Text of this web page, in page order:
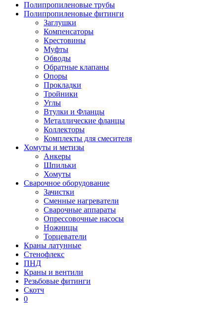
Полипропиленовые трубы
Полипропиленовые фитинги
Заглушки
Компенсаторы
Крестовины
Муфты
Обводы
Обратные клапаны
Опоры
Прокладки
Тройники
Углы
Втулки и Фланцы
Металлические фланцы
Коллекторы
Комплекты для смесителя
Хомуты и метизы
Анкеры
Шпильки
Хомуты
Сварочное оборудование
Зачистки
Сменные нагреватели
Сварочные аппараты
Опрессовочные насосы
Ножницы
Торцеватели
Краны латунные
Стенофлекс
ПНД
Краны и вентили
Резьбовые фитинги
Скотч
0